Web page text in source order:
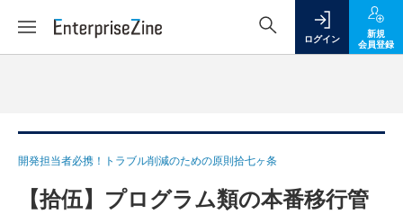
ログイン
新規
会員登録
開発担当者必携！トラブル削減のための原則拾七ヶ条
【拾伍】プログラム類の本番移行管